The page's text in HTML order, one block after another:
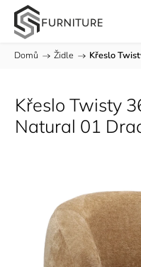
Domů / Židle / Křeslo
Křeslo Twisty
Natural 01